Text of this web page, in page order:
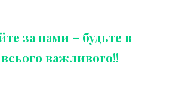
за нами – будьте в
всього важливого!!